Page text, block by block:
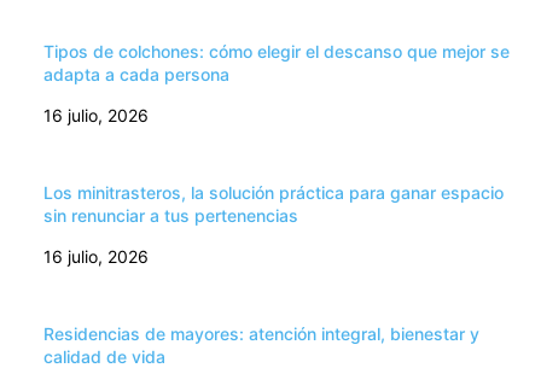
Tipos de colchones: cómo elegir el descanso que mejor se
adapta a cada persona
16 julio, 2026
Los minitrasteros, la solución práctica para ganar espacio
sin renunciar a tus pertenencias
16 julio, 2026
Residencias de mayores: atención integral, bienestar y
calidad de vida